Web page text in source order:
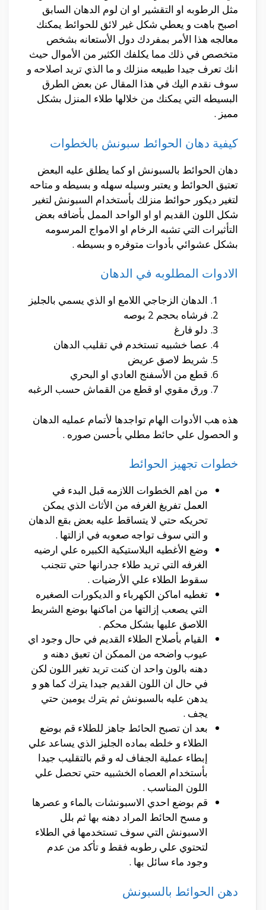
مثل الرطوبه او التقشير او ان لوم الدهان السابق
اصبح باهت و يعطي شكل غير لائق للحوائط يمكنك
معالجه هذا الأمر بمفردك دول الأستعانه بشخص
متخصص في ذلك مما يكلفك الكثير من الأموال حيث
انك تعرف جيدا طبيعه منزلك و ما الذي تريد اصلاحه و
سوف نقدم اليك في هذا المقال عن بعض الطرق
البسيطه التي يمكنك من خلالها طلاء المنزل بشكل
مميز .
كيفية دهان الحوائط سبونش بالخطوات
دهان الحوائط بالسبونش او كما يطلق عليه البعض
تعتيق الحوائط و يعتبر وسيله سهله و بسيطه و متاحه
لتغير ديكور حوائط منزلك بأستخدام السبونش لتغير
شكل اللون القديم او او الواحد الممل بأضافه بعض
التأثيرات التي تشبه الرخام او الامواج المرسومه
بشكل عشوائي بأدوات متوفره و بسيطه .
الادوات المطلوبه في الدهان
الدهان الزجاجي اللامع او الذي يسمي بالجليز
فرشاه بحجم 2 بوصه
دلو فارغ
عصا خشبيه تستخدم في تقليب الدهان
شريط لاصق عريض
قطع من الأسفنج العادي او البحري
ورق مقوي او قطع من القماش حسب الرغبه
هذه هب الأدوات الهام تواجدها لأتمام عمليه الدهان
و الحصول علي حائط مطلي بأحسن صوره .
خطوات تجهيز الحوائط
من اهم الخطوات اللازمه قبل البدء في
العمل تفريغ الغرفه من الأثاث الذي يمكن
تحريكه حتي لا يتساقط عليه بعض بقع الدهان
و التي سوف تواجه صعوبه في ازالتها .
وضع الأغطيه البلاستيكية الكبيره علي ارضيه
الغرفه التي تريد طلاء جدرانها حتي تتجنب
سقوط الطلاء علي الأرضيات .
تغطيه اماكن الكهرباء و الديكورات الصغيره
التي يصعب إزالتها من اماكنها بوضع الشريط
اللاصق عليها بشكل محكم .
القيام بأصلاح الطلاء القديم في حال وجود اي
عيوب واضحه من الممكن ان تعيق دهنه و
دهنه بالون واحد ان كنت تريد تغير اللون لكن
في حال ان اللون القديم جيدا يترك كما هو و
يدهن عليه بالسبونش ثم يترك يومين حتي
يجف .
بعد ان تصبح الحائط جاهز للطلاء قم بوضع
الطلاء و خلطه بماده الجليز الذي يساعد علي
إبطاء عملية الجفاف له و قم بالتقليب جيدا
بأستخدام العصاه الخشبيه حتي تحصل علي
اللون المناسب .
قم بوضع احدي الاسبونشات بالماء و عصرها
و مسح الحائط المراد دهنه بها ثم بلل
الاسبونش التي سوف تستخدمها في الطلاء
لتحتوي علي رطوبه فقط و تأكد من عدم
وجود ماء سائل بها .
دهن الحوائط بالسبونش